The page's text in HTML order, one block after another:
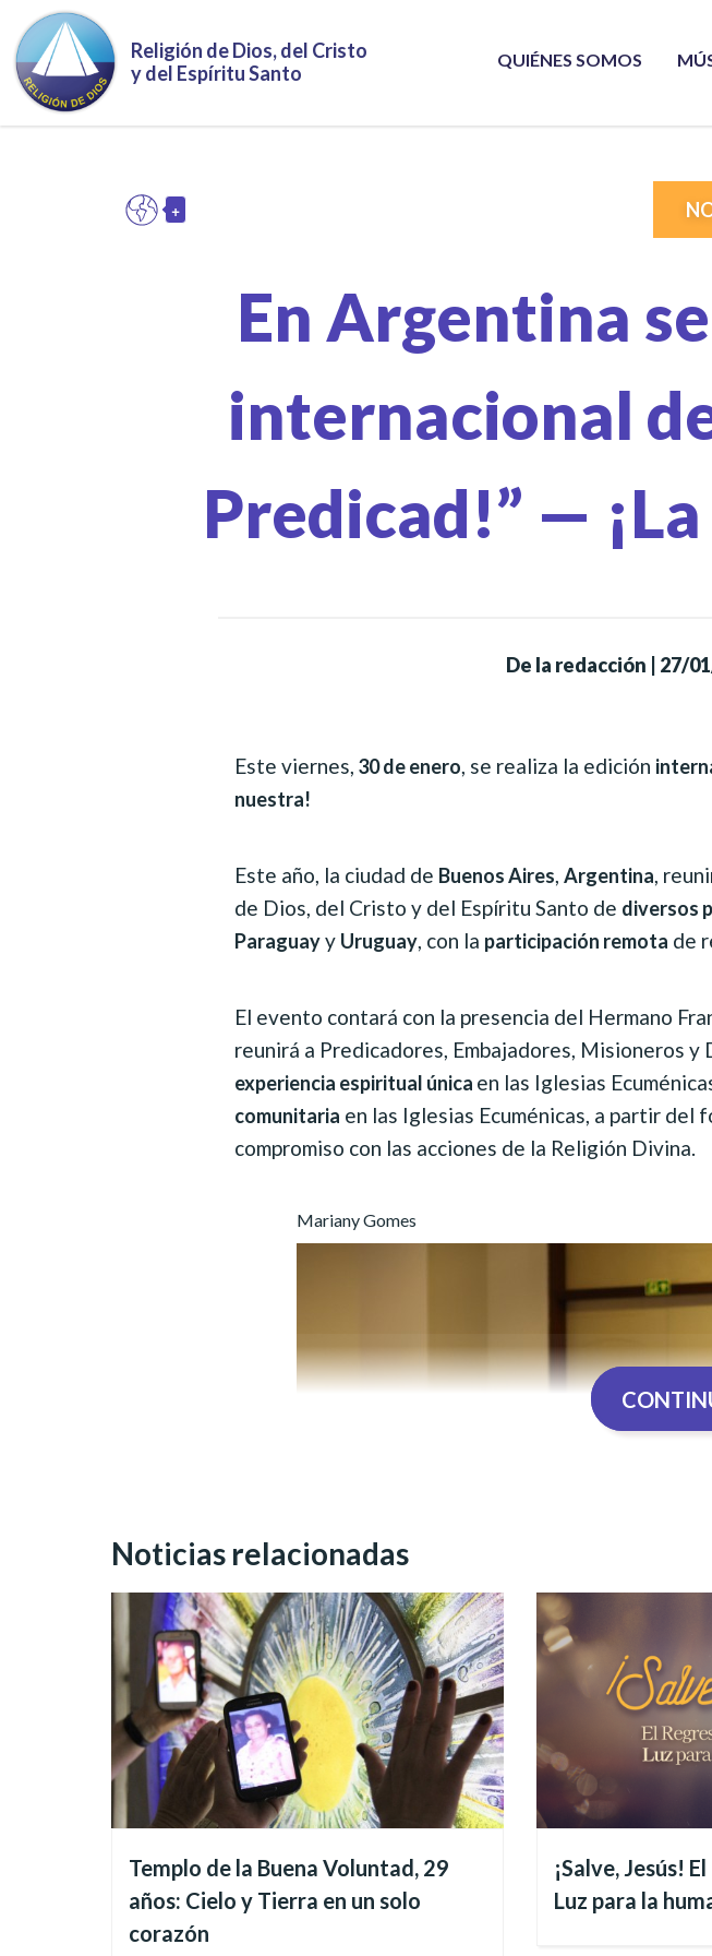
Pasar al contenido principal
Religión de Dios, del Cristo
y del Espíritu Santo
QUIÉNES SOMOS
+
En Argentina
internacional
Predicad!” —
De la redacción 27/
Este viernes, 30 de enero, se realiza la edición
nuestra!
Este año, la ciudad de Buenos Aires, Argentina,
de Dios, del Cristo y del Espíritu Santo de diversos
Paraguayy Uruguay, con la participación remota de
El evento contará con la presencia del Hermano
reunirá a Predicadores, Embajadores, Misioneros
experiencia espiritual única en las Iglesias
comunitaria en las Iglesias Ecuménicas, a partir del
compromiso con las acciones de la Religión Divina.
Mariany Gomes
El encuentro se realiza bajo la inspiración de la
Discípulos:
Noticias relacionadas
Templo de la Buena Voluntad, 29
años: Cielo y Tierra en un solo
corazón
¡Salve, Jesús!
Luz para la